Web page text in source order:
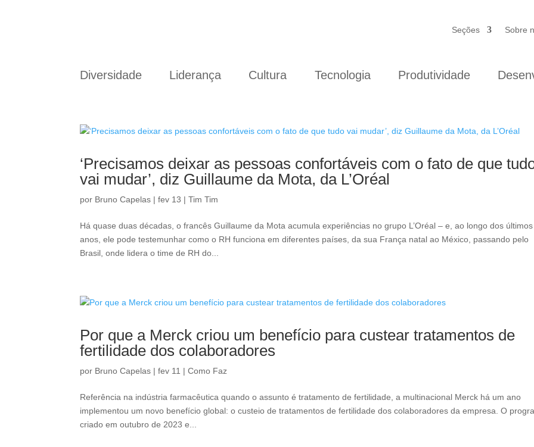
Seções Sobre
Diversidade Liderança Cultura Tecnologia Produtividade
‘Precisamos deixar as pessoas confortáveis com o fato de que
vai mudar’, diz Guillaume da Mota, da L’Oréal
por Bruno Capelas |fev 13 |Tim Tim
Há quase duas décadas, o francês Guillaume da Mota acumula experiências no grupo L’Oréal – e, ao longo dos últimos
anos, ele pode testemunhar como o RH funciona em diferentes países, da sua França natal ao México, passando pelo
Brasil, onde lidera o time de RH do...
Por que a Merck criou um benefício para custear tratamentos de
fertilidade dos colaboradores
por Bruno Capelas |fev 11 |Como Faz
Referência na indústria farmacêutica quando o assunto é tratamento de fertilidade, a multinacional Merck há um ano
implementou um novo benefício global: o custeio de tratamentos de fertilidade dos colaboradores da empresa. O
criado em outubro de 2023 e...